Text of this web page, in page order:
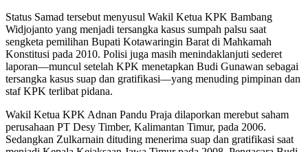
Status Samad tersebut menyusul Wakil Ketua KPK Bambang
Widjojanto yang menjadi tersangka kasus sumpah palsu saat
sengketa pemilihan Bupati Kotawaringin Barat di Mahkamah
Konstitusi pada 2010. Polisi juga masih menindaklanjuti sederet
laporan—muncul setelah KPK menetapkan Budi Gunawan sebagai
tersangka kasus suap dan gratifikasi—yang menuding pimpinan dan
staf KPK terlibat pidana.
Wakil Ketua KPK Adnan Pandu Praja dilaporkan merebut saham
perusahaan PT Desy Timber, Kalimantan Timur, pada 2006.
Sedangkan Zulkarnain dituding menerima suap dan gratifikasi saat